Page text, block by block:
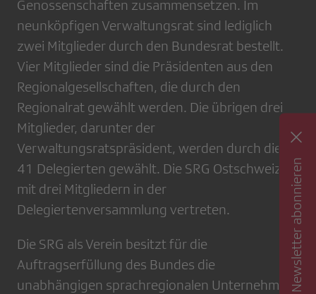
Genossenschaften zusammensetzen. Im
neunköpfigen Verwaltungsrat sind lediglich
zwei Mitglieder durch den Bundesrat bestellt.
Vier Mitglieder sind die Präsidenten aus den
Regionalgesellschaften, die durch den
Regionalrat gewählt werden. Die übrigen drei
Mitglieder, darunter der
Verwaltungsratspräsident, werden durch die
41 Delegierten gewählt. Die SRG Ostschweiz ist
mit drei Mitgliedern in der
Delegiertenversammlung vertreten.
Die SRG als Verein besitzt für die
Auftragserfüllung des Bundes die
unabhängigen sprachregionalen UnternehmenNewsletter abonnieren